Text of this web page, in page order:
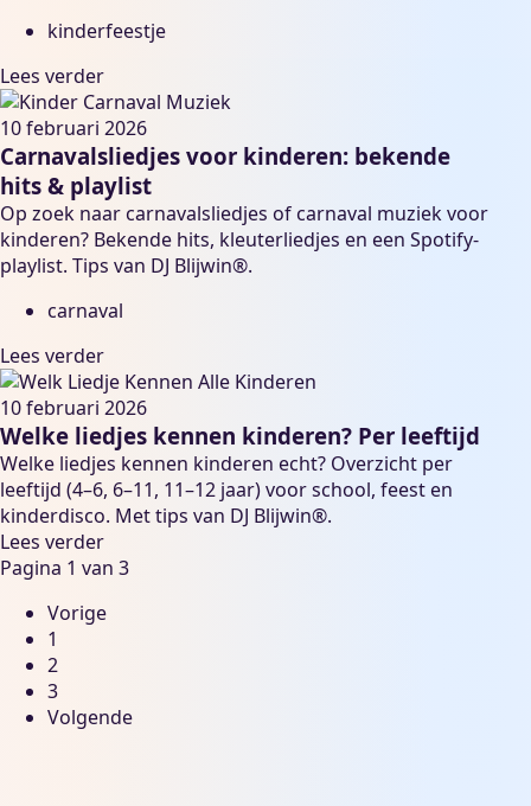
kinderfeestje
Lees verder
10 februari 2026
Carnavalsliedjes voor kinderen: bekende
hits & playlist
Op zoek naar carnavalsliedjes of carnaval muziek voor
kinderen? Bekende hits, kleuterliedjes en een Spotify-
playlist. Tips van DJ Blijwin®.
carnaval
Lees verder
10 februari 2026
Welke liedjes kennen kinderen? Per leeftijd
Welke liedjes kennen kinderen echt? Overzicht per
leeftijd (4–6, 6–11, 11–12 jaar) voor school, feest en
kinderdisco. Met tips van DJ Blijwin®.
Lees verder
Pagina 1 van 3
Vorige
1
2
3
Volgende